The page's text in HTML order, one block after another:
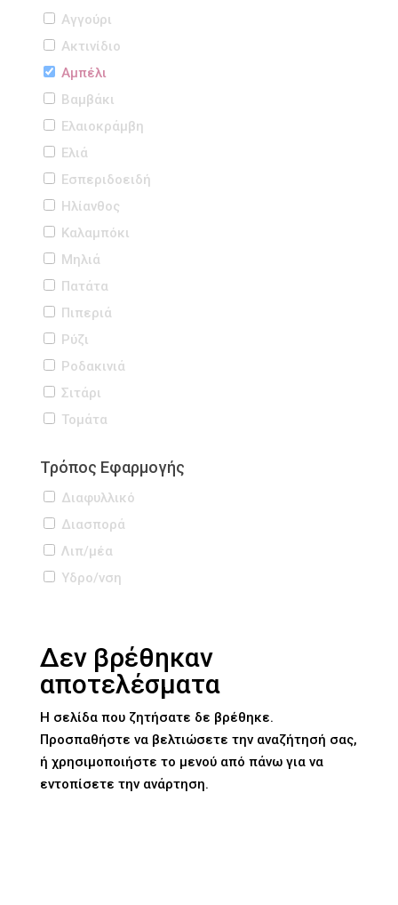
Αγγούρι
Ακτινίδιο
Αμπέλι
Βαμβάκι
Ελαιοκράμβη
Ελιά
Εσπεριδοειδή
Ηλίανθος
Καλαμπόκι
Μηλιά
Πατάτα
Πιπεριά
Ρύζι
Ροδακινιά
Σιτάρι
Τομάτα
Τρόπος Εφαρμογής
Διαφυλλικό
Διασπορά
Λιπ/μέα
Υδρo/νση
Δεν βρέθηκαν
αποτελέσματα
Η σελίδα που ζητήσατε δε βρέθηκε.
Προσπαθήστε να βελτιώσετε την αναζήτησή σας,
ή χρησιμοποιήστε το μενού από πάνω για να
εντοπίσετε την ανάρτηση.